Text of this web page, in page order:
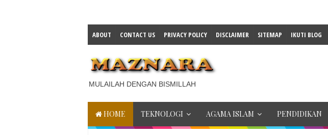
ABOUT CONTACT US PRIVACY POLICY DISCLAIMER SITEMAP IKUTI BLOG
MULAILAH DENGAN BISMILLAH
HOME TEKNOLOGI AGAMA ISLAM PENDIDIKAN